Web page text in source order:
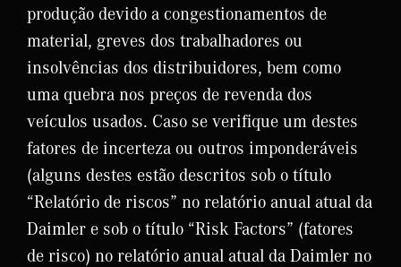
produção devido a congestionamentos de
material, greves dos trabalhadores ou
insolvências dos distribuidores, bem como
uma quebra nos preços de revenda dos
veículos usados. Caso se verifique um destes
fatores de incerteza ou outros imponderáveis
(alguns destes estão descritos sob o título
“Relatório de riscos” no relatório anual atual da
Daimler e sob o título “Risk Factors” (fatores
de risco) no relatório anual atual da Daimler no